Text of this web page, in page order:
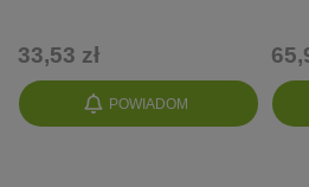
POWIADOM
33,53 zł